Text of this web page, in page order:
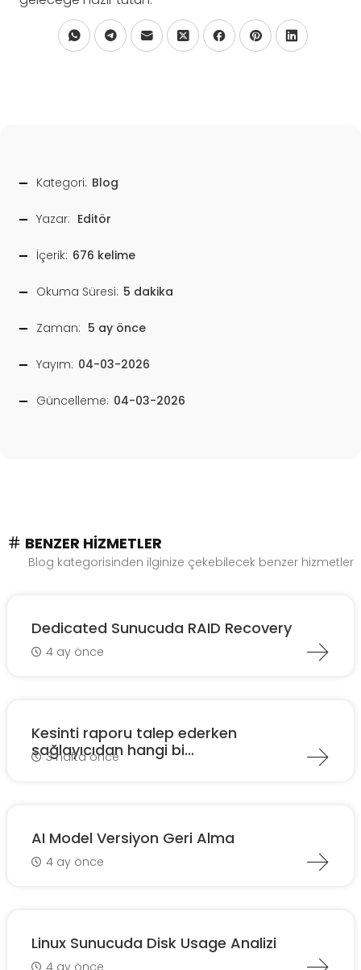
Kategori: Blog
Yazar: Editör
İçerik: 676 kelime
Okuma Süresi: 5 dakika
Zaman: 5 ay önce
Yayım: 04-03-2026
Güncelleme: 04-03-2026
BENZER HIZMETLER
Blog kategorisinden ilginize çekebilecek benzer hizmetler
Dedicated Sunucuda RAID Recovery
4 ay önce
Kesinti raporu talep ederken
sağlayıcıdan hangi bi...
3 hafta önce
AI Model Versiyon Geri Alma
4 ay önce
Linux Sunucuda Disk Usage Analizi
4 ay önce